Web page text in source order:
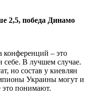
2,5, победа Динамо
– это
себе. В лучшем случае.
но состав у киевлян
Украины могут и
это понимают.